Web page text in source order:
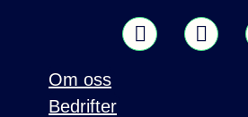
Om oss
Bedrifter